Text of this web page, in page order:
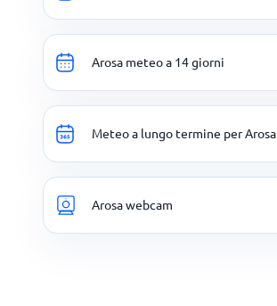
Arosa meteo a 14 giorni
Meteo a lungo termine per Arosa
Arosa webcam